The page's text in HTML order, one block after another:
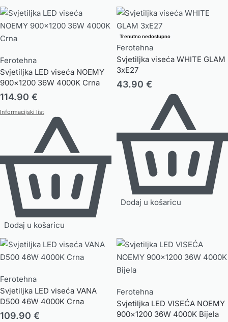
Ferotehna
Svjetiljka LED viseća NOEMY
900×1200 36W 4000K Crna
114.90 €
Informacijski list
Dodaj u košaricu
Trenutno nedostupno
Ferotehna
Svjetiljka viseća WHITE GLAM
3xE27
43.90 €
Dodaj u košaricu
Ferotehna
Svjetiljka LED viseća VANA
D500 46W 4000K Crna
109.90 €
Ferotehna
Svjetiljka LED VISEĆA NOEMY
900×1200 36W 4000K Bijela